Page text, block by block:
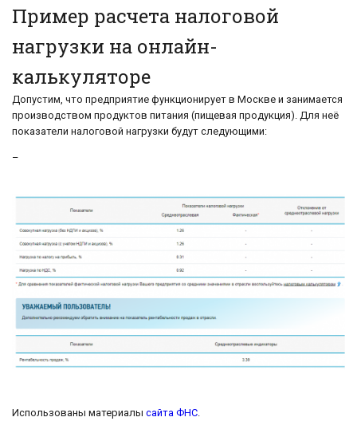
Пример расчета налоговой
нагрузки на онлайн-
калькуляторе
Допустим, что предприятие функционирует в Москве и занимается
производством продуктов питания (пищевая продукция). Для неё
показатели налоговой нагрузки будут следующими:
–
Использованы материалы сайта ФНС.